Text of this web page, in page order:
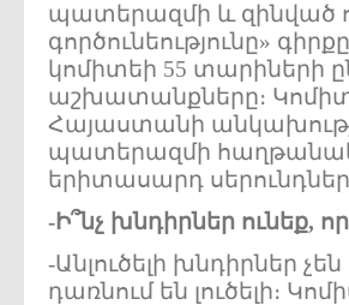
պատերազմի և զինված
գործունեությունը»
կոմիտեի 55 տարիների
աշխատանքները։
Հայաստանի
պատերազմի
երիտասարդ
-Ի՞նչ խնդիրներ ունեք, որ
-Անլուծելի խնդիրներ
դառնում են լուծելի։